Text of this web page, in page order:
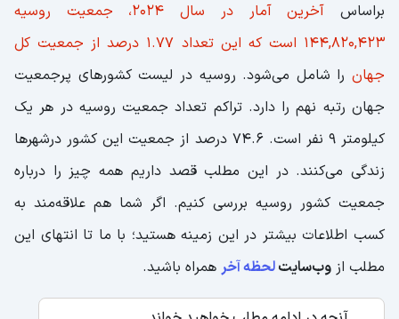
براساس
آخرین آمار در سال 2024، جمعیت روسیه
144,820,423 است که این تعداد 1.77 درصد از جمعیت کل
جهان را شامل می‌شود. روسیه در لیست کشورهای پرجمعیت
جهان رتبه نهم را دارد. تراکم تعداد جمعیت روسیه در هر یک
کیلومتر 9 نفر است. 74.6 درصد از جمعیت این کشور درشهرها
زندگی می‌کنند. در این مطلب قصد داریم همه چیز را درباره
جمعیت کشور روسیه بررسی کنیم. اگر شما هم علاقه‌مند به
کسب اطلاعات بیشتر در این زمینه هستید؛ با ما تا انتهای این
مطلب از وب‌سایتلحظه آخر همراه باشید.